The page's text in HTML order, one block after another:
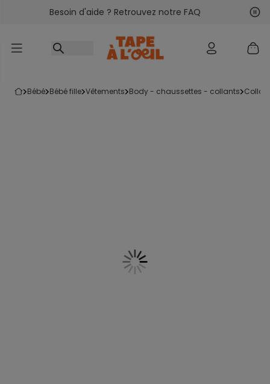
Accéder au contenu
Besoin d'aide ? Retrouvez notre FAQ
bébé bébé fille vêtements body - chaussettes - collants